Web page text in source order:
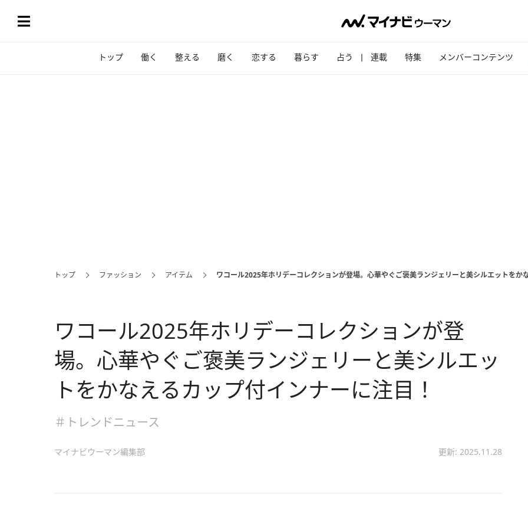
トップ 働く 整える 磨く 恋する 暮らす 占う 連載 特集 メンバーコンテンツ
トップ ファッション アイテム ワコール2025年ホリデーコレクションが登場。心華やぐご褒美ランジェリーと美シルエットを
ワコール2025年ホリデーコレクションが登
場。心華やぐご褒美ランジェリーと美シルエッ
トをかなえるカップ付インナーに注目！
＃トレンドニュース
マイナビウーマン編集部 更新: 2025.11.28